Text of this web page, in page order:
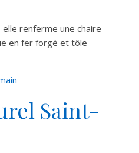
renferme une chaire
en fer forgé et tôle
Saint-